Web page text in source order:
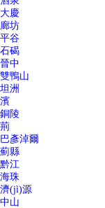
大慶
廊坊
平谷
石碣
晉中
雙鴨山
坦洲
濱
銅陵
荊
巴彥淖爾
薊縣
黔江
海珠
濟(jì)源
中山